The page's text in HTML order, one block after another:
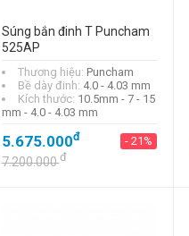
Súng bắn đinh T Puncham
525AP
Thương hiệu: Puncham
Bề dày đinh: 4.0 - 4.03 mm
Kích thước: 10.5mm - 7 - 15
mm - 4.0 - 4.03 mm
5.675.000đ - 21%
7.200.000đ